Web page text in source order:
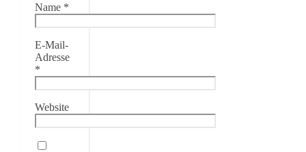
Name *
E-Mail-
Adresse
*
Website